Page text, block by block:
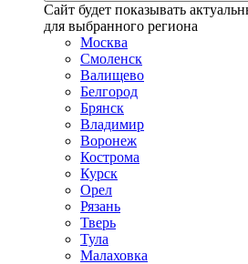
Сайт будет показывать
для выбранного региона
Москва
Смоленск
Валищево
Белгород
Брянск
Владимир
Воронеж
Кострома
Курск
Орел
Рязань
Тверь
Тула
Малаховка